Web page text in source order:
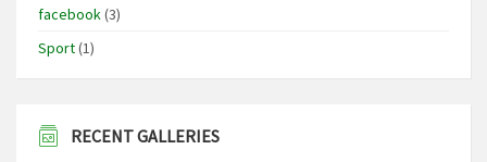
facebook(3)
Sport(1)
RECENT GALLERIES